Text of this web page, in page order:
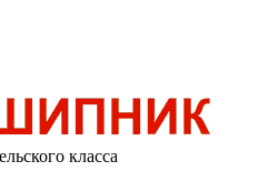
класса